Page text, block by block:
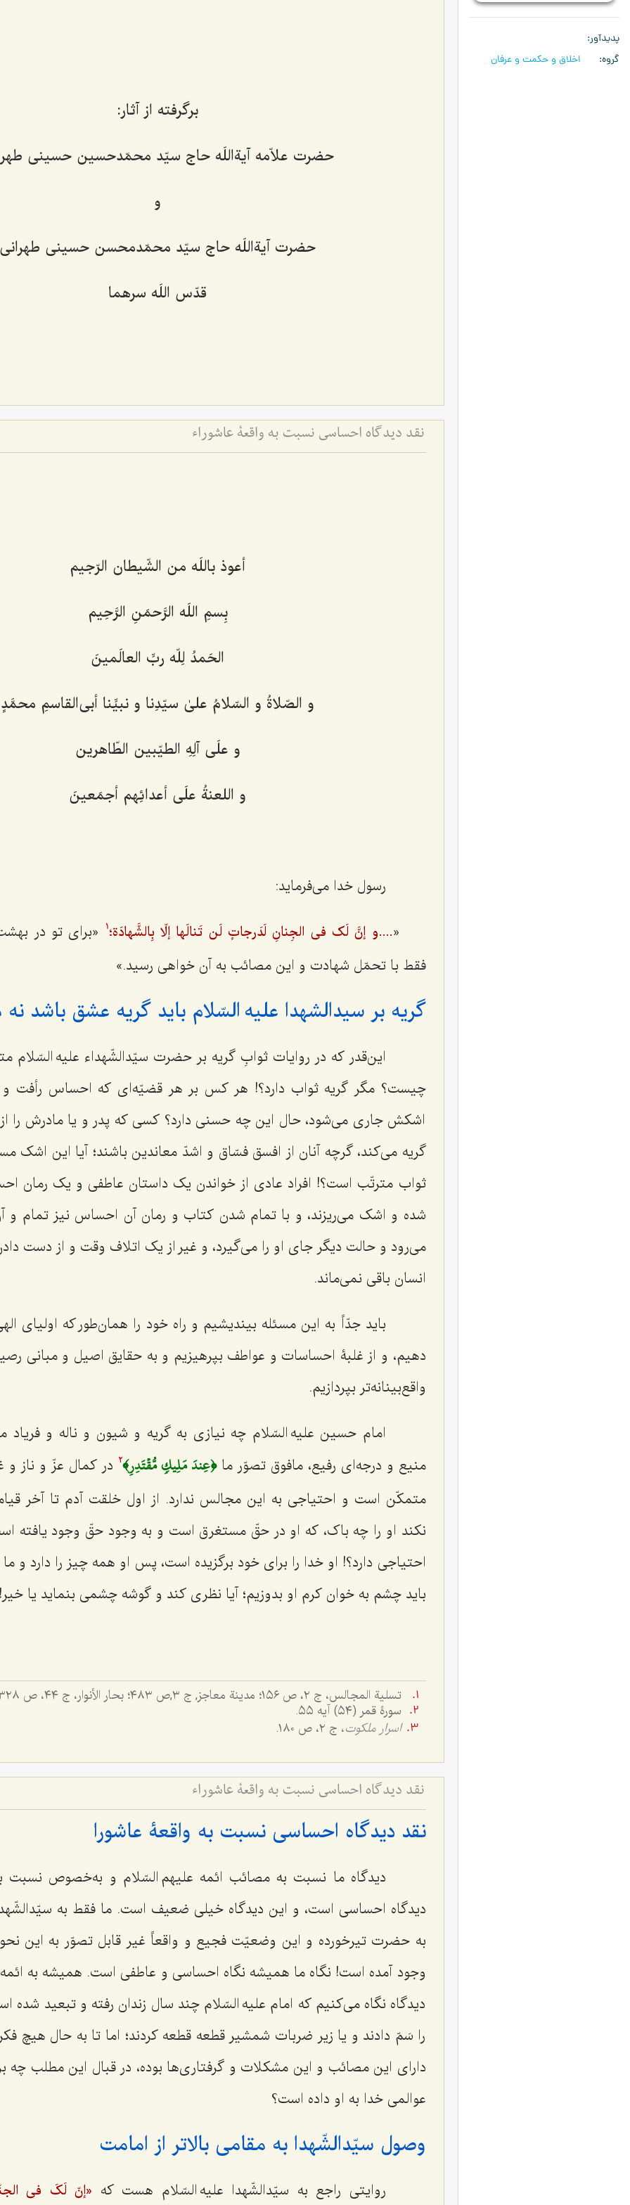
پدیدآور
گروه
اخلاق و حکمت و عرفان
برگرفته از آثار:
حضرت علاّمه آیةاللَه حاج سیّد محمّدحسین حسینی
و
حضرت آیةاللَه حاج سیّد محمّدمحسن حسینی طهرانی
قدّس اللَه سرهما
نقد دیدگاه احساسی نسبت به واقعۀ عاشوراء
أعوذ باللَه من الشّیطان الرّجیم‌
بِسمِ اللَه الرَّحمَنِ الرَّحِیم‌
الحَمدُ لِلّه ربِّ العالَمینَ
و الصّلاةُ و السّلامُ علیٰ سیّدِنا و نبیِّنا أبی‌القاسمِ محمَّدٍ
و علَی آلِهِ الطیّبین الطّاهرین‌
و اللعنةُ علَی أعدائِهم أجمَعینَ‌
رسول خدا می‌فرماید:
«....و إنَّ لَک فی الجِنانِ لَدَرجاتٍ لَن تَنالَها إلّا بِالشَّهادَة؛1
«برای تو در
فقط با تحمّل شهادت و این مصائب به آن خواهی رسید.»
گریه بر سیدالشهدا علیه السّلام باید گریه عشق باشد
این‌قدر که در روایات ثوابِ گریه بر حضرت سیّدالشّهداء علیه السّلام
چیست؟ مگر گریه ثواب دارد؟! هر کس بر هر قضیّه‌ای که احساس رأفت و
اشکش جاری می‌شود، حال این چه حسنی دارد؟ کسی که پدر و یا مادرش را
گریه می‌کند، گرچه آنان از افسق فسّاق و اشدّ معاندین باشند؛ آیا این
ثواب مترتّب است؟! افراد عادی از خواندن یک داستان عاطفی و یک رمان
شده و اشک می‌ریزند، و با تمام شدن کتاب و رمان آن احساس نیز تمام و
می‌رود و حالت دیگر جای او را می‌گیرد، و غیر از یک اتلاف وقت و از دست
انسان باقی نمی‌ماند.
باید جدّاً به این مسئله بیندیشیم و راه خود را همان‌طور که اولیای
دهیم، و از غلبۀ احساسات و عواطف بپرهیزیم و به حقایق اصیل و مبانی
واقع‌بینانه‌تر بپردازیم.
امام حسین علیه السّلام چه نیازی به گریه و شیون و ناله و فریاد
منیع و درجه‌ای رفیع، مافوق تصوّر ما﴿عِندَ مَلِيكٖ مُّقۡتَدِرِ﴾2
در کمال عزّ و ناز
متمکّن است و احتیاجی به این مجالس ندارد. از اول خلقت آدم تا آخر
نکند او را چه باک، که او در حقّ مستغرق است و به وجود حقّ وجود یافته
احتیاجی دارد؟! او خدا را برای خود برگزیده است، پس او همه چیز را دارد
باید چشم به خوان کرم او بدوزیم؛ آیا نظری کند و گوشه چشمی بنماید یا
تسلیة المجالس، ج ٢، ص ١٥٦؛ مدینة معاجز, ج ۳,ص ۴۸۳؛ بحار الأنوار، ج ٤٤، ص ٣٢٨.
سورۀ قمر (٥٤) آیه ٥٥.
اسرار ملکوت، ج ٢، ص ١٨٠.
نقد دیدگاه احساسی نسبت به واقعۀ عاشوراء
نقد دیدگاه احساسی نسبت به واقعۀ عاشورا
دیدگاه ما نسبت به مصائب ائمه علیهم السّلام و به‌خصوص نسبت
دیدگاه احساسی است، و این دیدگاه خیلی ضعیف است. ما فقط به
به حضرت تیرخورده و این وضعیّت فجیع و واقعاً غیر قابل تصوّر به این
وجود آمده است! نگاه ما همیشه نگاه احساسی و عاطفی است. همیشه به ائمه
دیدگاه نگاه می‌کنیم که امام علیه السّلام چند سال زندان رفته و تبعید شده
را سَمّ دادند و یا زیر ضربات شمشیر قطعه قطعه کردند؛ اما تا به حال هیچ
دارای این مصائب و این مشکلات و گرفتاری‌ها بوده، در قبال این مطلب
عوالمی خدا به او داده است؟
وصول سیّدالشّهدا به مقامی بالاتر از امامت‌
روایتی راجع به سیّدالشّهدا علیه السّلام هست که «إنّ لَکَ فی